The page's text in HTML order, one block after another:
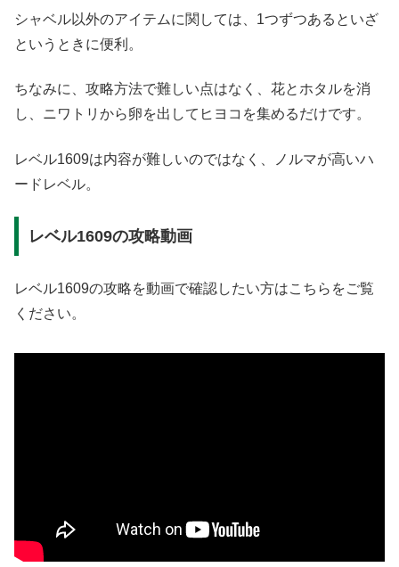
シャベル以外のアイテムに関しては、1つずつあるといざ
というときに便利。
ちなみに、攻略方法で難しい点はなく、花とホタルを消
し、ニワトリから卵を出してヒヨコを集めるだけです。
レベル1609は内容が難しいのではなく、ノルマが高いハ
ードレベル。
レベル1609の攻略動画
レベル1609の攻略を動画で確認したい方はこちらをご覧
ください。